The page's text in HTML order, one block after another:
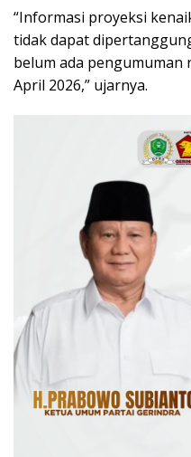
“Informasi proyeksi
tidak dapat
belum ada pengumuman
April 2026,” ujarnya.